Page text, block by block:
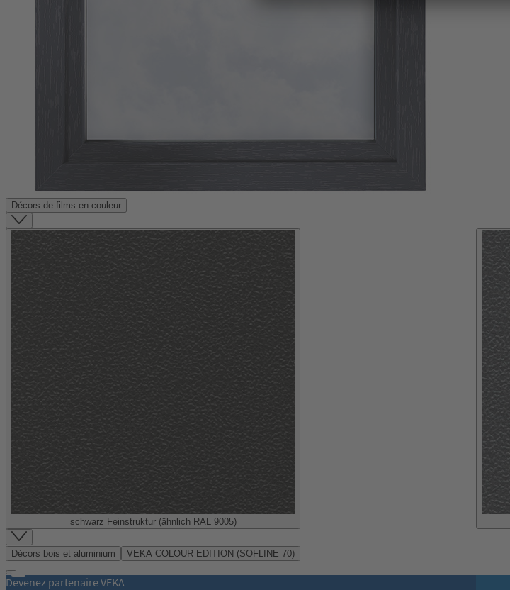
Décors de films en couleur
schwarz Feinstruktur (ähnlich RAL 9005)
Item
1
of
48
Décors bois et aluminium VEKA COLOUR EDITION (SOFLINE 70)
Devenez partenaire VEKA